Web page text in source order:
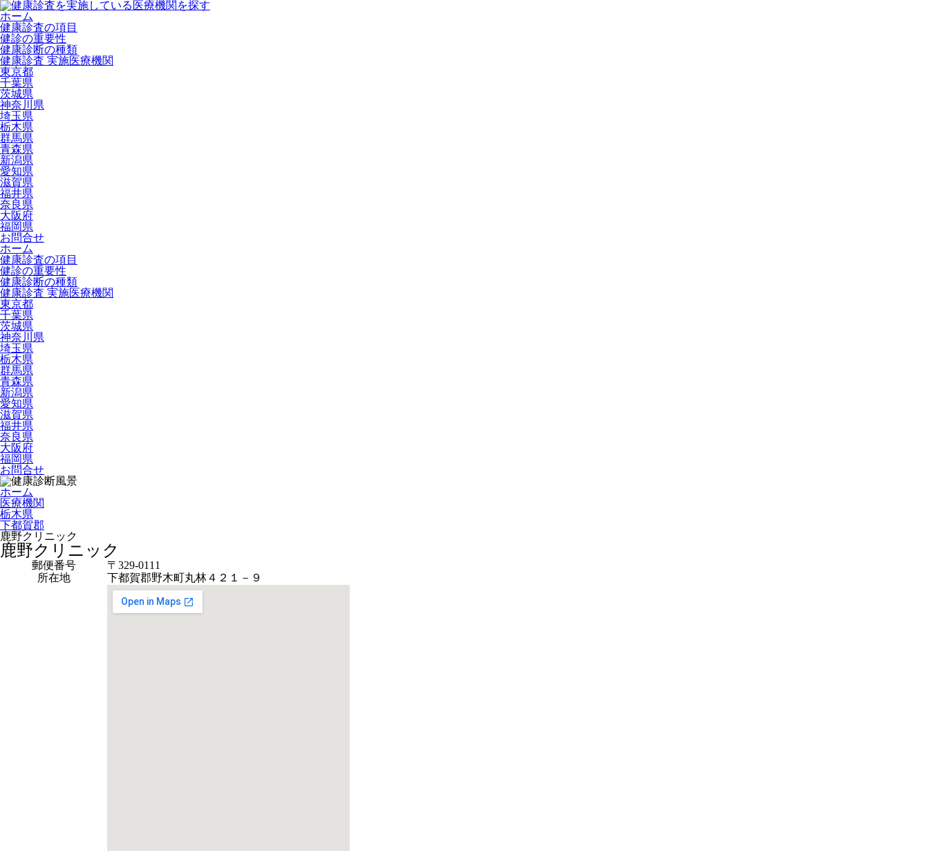
ホーム
健康診査の項目
健診の重要性
健康診断の種類
健康診査 実施医療機関
東京都
千葉県
茨城県
神奈川県
埼玉県
栃木県
群馬県
青森県
新潟県
愛知県
滋賀県
福井県
奈良県
大阪府
福岡県
お問合せ
ホーム
健康診査の項目
健診の重要性
健康診断の種類
健康診査 実施医療機関
東京都
千葉県
茨城県
神奈川県
埼玉県
栃木県
群馬県
青森県
新潟県
愛知県
滋賀県
福井県
奈良県
大阪府
福岡県
お問合せ
ホーム
医療機関
栃木県
下都賀郡
鹿野クリニック
鹿野クリニック
郵便番号
〒329-0111
所在地
下都賀郡野木町丸林４２１－９